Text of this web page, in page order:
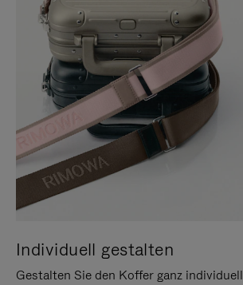
Individuell gestalten
Gestalten Sie den Koffer ganz individuell